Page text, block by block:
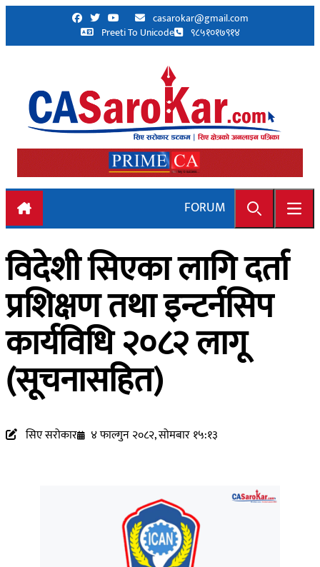
Skip to content
casarokar@gmail.com
Preeti To Unicode
९८५१०१७९१४
FORUM Search
विदेशी सिएका लागि दर्ता
प्रशिक्षण तथा इन्टर्नसिप
कार्यविधि २०८२ लागू
(सूचनासहित)
सिए सरोकार ४ फाल्गुन २०८२, सोमबार १५:१३